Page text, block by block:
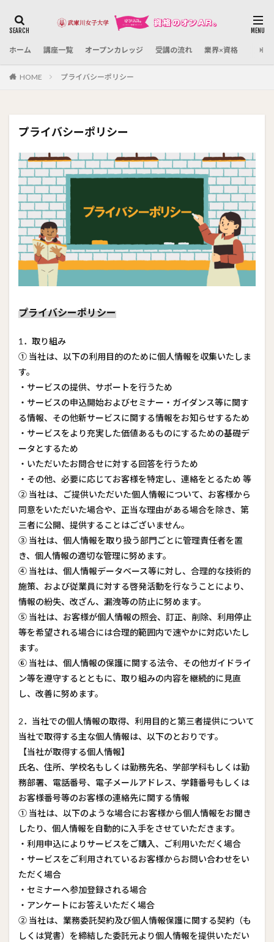
ホーム 講座一覧 オープンカレッジ 受講の流れ 業界×資格
HOME プライバシーポリシー
プライバシーポリシー
プライバシーポリシー
1．取り組み
① 当社は、以下の利用目的のために個人情報を収集いたしま
す。
・サービスの提供、サポートを行うため
・サービスの申込開始およびセミナー・ガイダンス等に関す
る情報、その他新サービスに関する情報をお知らせするため
・サービスをより充実した価値あるものにするための基礎デ
ータとするため
・いただいたお問合せに対する回答を行うため
・その他、必要に応じてお客様を特定し、連絡をとるため 等
② 当社は、ご提供いただいた個人情報について、お客様から
同意をいただいた場合や、正当な理由がある場合を除き、第
三者に公開、提供することはございません。
③ 当社は、個人情報を取り扱う部門ごとに管理責任者を置
き、個人情報の適切な管理に努めます。
④ 当社は、個人情報データベース等に対し、合理的な技術的
施策、および従業員に対する啓発活動を行なうことにより、
情報の紛失、改ざん、漏洩等の防止に努めます。
⑤ 当社は、お客様が個人情報の照会、訂正、削除、利用停止
等を希望される場合には合理的範囲内で速やかに対応いたし
ます。
⑥ 当社は、個人情報の保護に関する法令、その他ガイドライ
ン等を遵守するとともに、取り組みの内容を継続的に見直
し、改善に努めます。
2．当社での個人情報の取得、利用目的と第三者提供について
当社で取得する主な個人情報は、以下のとおりです。
【当社が取得する個人情報】
氏名、住所、学校名もしくは勤務先名、学部学科もしくは勤
務部署、電話番号、電子メールアドレス、学籍番号もしくは
お客様番号等のお客様の連絡先に関する情報
① 当社は、以下のような場合にお客様から個人情報をお聞き
したり、個人情報を自動的に入手をさせていただきます。
・利用申込によりサービスをご購入、ご利用いただく場合
・サービスをご利用されているお客様からお問い合わせをい
ただく場合
・セミナーへ参加登録される場合
・アンケートにお答えいただく場合
② 当社は、業務委託契約及び個人情報保護に関する契約（も
しくは覚書）を締結した委託元より個人情報を提供いただい
検索